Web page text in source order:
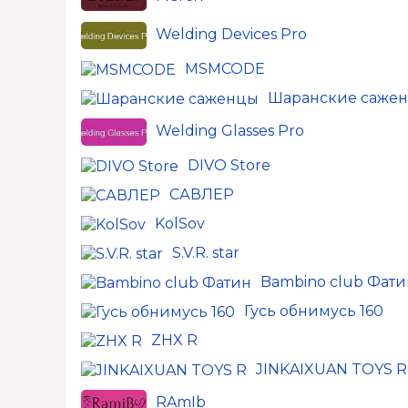
Welding Devices Pro
MSMCODE
Шаранские
Welding Glasses Pro
DIVO Store
САВЛЕР
KolSov
S.V.R. star
Bambino club
Гусь обнимусь 160
ZHX R
JINKAIXUAN TOYS R
RAmIb